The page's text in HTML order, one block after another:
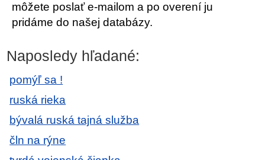
môžete poslať e-mailom a po overení ju
pridáme do našej databázy.
Naposledy hľadané:
pomýľ sa !
ruská rieka
bývalá ruská tajná služba
čln na rýne